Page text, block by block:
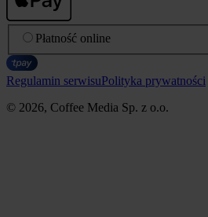
Płatność online
Regulamin serwisuPolityka prywatności
© 2026, Coffee Media Sp. z o.o.